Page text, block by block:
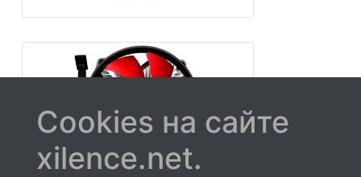
Cookies на сайте
xilence.net.